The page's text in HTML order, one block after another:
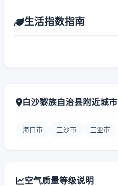
生活指数指南
白沙黎族自治县附近城市
海口市 三沙市 三亚市
空气质量等级说明